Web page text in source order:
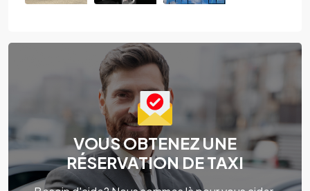
VOUS OBTENEZ UNE
RÉSERVATION DE TAXI